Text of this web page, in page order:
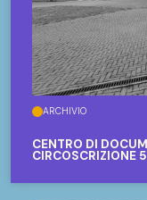
ARCHIVIO
CENTRO DI
CIRCOSCRIZIONE 5